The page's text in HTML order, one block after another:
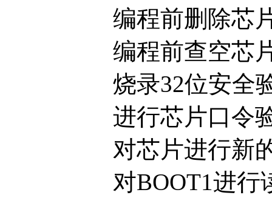
编程前删除芯
编程前查空芯
烧录32位安全验
进行芯片口令验
对芯片进行新的分
对BOOT1进行读